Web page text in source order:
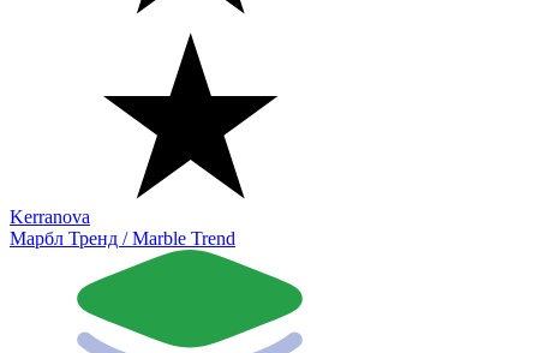
Kerranova
Марбл Тренд / Marble Trend